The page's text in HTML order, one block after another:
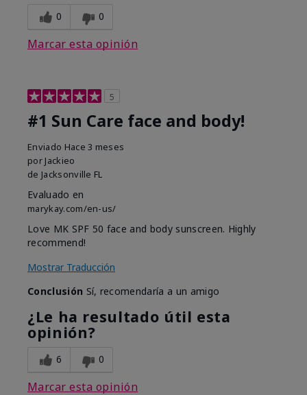
0 0
Marcar esta opinión
5
#1 Sun Care face and body!
Enviado Hace 3 meses
por Jackieo
de Jacksonville FL
Evaluado en
marykay.com/en-us/
Love MK SPF 50 face and body sunscreen. Highly
recommend!
Mostrar Traducción
Conclusión Sí, recomendaría a un amigo
¿Le ha resultado útil esta
opinión?
6 0
Marcar esta opinión